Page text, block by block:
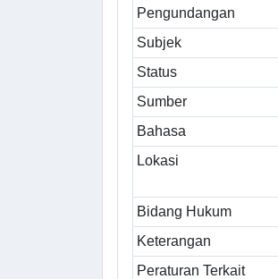
Pengundangan
Subjek
Status
Sumber
Bahasa
Lokasi
Bidang Hukum
Keterangan
Peraturan Terkait